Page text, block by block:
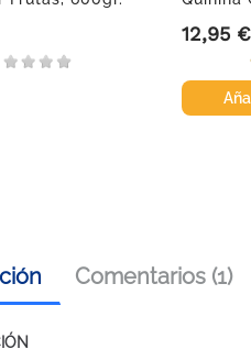
Precio
12,95 €
Comentarios (1)